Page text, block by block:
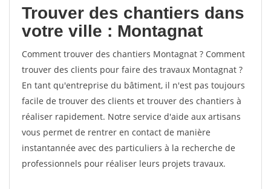
Trouver des chantiers dans
votre ville : Montagnat
Comment trouver des chantiers Montagnat ? Comment
trouver des clients pour faire des travaux Montagnat ?
En tant qu'entreprise du bâtiment, il n'est pas toujours
facile de trouver des clients et trouver des chantiers à
réaliser rapidement. Notre service d'aide aux artisans
vous permet de rentrer en contact de manière
instantannée avec des particuliers à la recherche de
professionnels pour réaliser leurs projets travaux.